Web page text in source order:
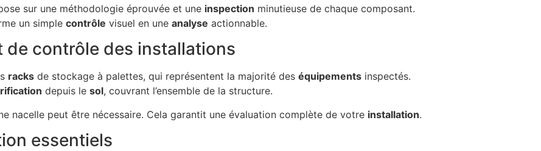
sur une méthodologie éprouvée et une inspection minutieuse de chaque composant.
un simple contrôle visuel en une analyse actionnable.
de contrôle des installations
racks de stockage à palettes, qui représentent la majorité des équipements inspectés.
depuis le sol, couvrant l’ensemble de la structure.
nacelle peut être nécessaire. Cela garantit une évaluation complète de votre installation.
essentiels